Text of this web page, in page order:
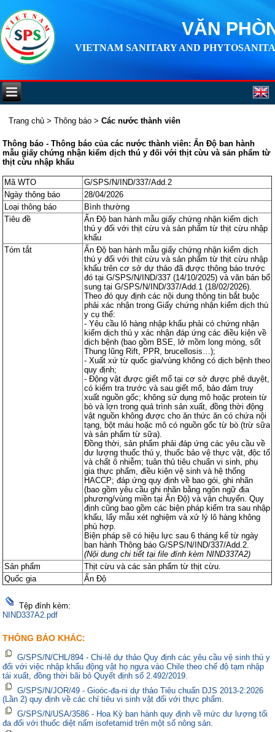
VĂN
VIETNAM SANITARY AND
Trang chủ >Thông báo >Các nước thành viên
Thông báo - Thông báo của các nước thành viên: Ấn Độ ban hành
mẫu giấy chứng nhận kiểm dịch thú y đối với thịt cừu và sản phẩm từ
thịt cừu nhập khẩu
Mã WTO
G/SPS/N/IND/337/Add.2
Ngày thông báo
28/04/2026
Loại thông báo
Bình thường
Tiêu đề
Ấn Độ ban hành mẫu giấy chứng nhận kiểm dịch
thú y đối với thịt cừu và sản phẩm từ thịt cừu nhập
khẩu
Tóm tắt
Ấn Độ ban hành mẫu giấy chứng nhận kiểm dịch
thú y đối với thịt cừu và sản phẩm từ thịt cừu nhập
khẩu trên cơ sở dự thảo đã được thông báo trước
đó tại G/SPS/N/IND/337 (14/10/2025) và văn bản bổ
sung tại G/SPS/N/IND/337/Add.1 (18/02/2026).
Theo đó quy định các nội dung thông tin bắt buộc
phải xác nhận trong Giấy chứng nhận kiểm dịch thú
y cụ thể:
- Yêu cầu lô hàng nhập khẩu phải có chứng nhận
kiểm dịch thú y xác nhận đáp ứng các điều kiện về
dịch bệnh (bao gồm BSE, lở mồm long móng, sốt
Thung lũng Rift, PPR, brucellosis…);
- Xuất xứ từ quốc gia/vùng không có dịch bệnh theo
quy định;
- Động vật được giết mổ tại cơ sở được phê duyệt,
có kiểm tra trước và sau giết mổ, bảo đảm truy
xuất nguồn gốc; không sử dụng mô hoặc protein từ
bò và lợn trong quá trình sản xuất, đồng thời động
vật nguồn không được cho ăn thức ăn có chứa nội
tạng, bột máu hoặc mô có nguồn gốc từ bò (trừ sữa
và sản phẩm từ sữa).
Đồng thời, sản phẩm phải đáp ứng các yêu cầu về
dư lượng thuốc thú y, thuốc bảo vệ thực vật, độc tố
và chất ô nhiễm; tuân thủ tiêu chuẩn vi sinh, phụ
gia thực phẩm, điều kiện vệ sinh và hệ thống
HACCP; đáp ứng quy định về bao gói, ghi nhãn
(bao gồm yêu cầu ghi nhãn bằng ngôn ngữ địa
phương/vùng miền tại Ấn Độ) và vận chuyển. Quy
định cũng bao gồm các biện pháp kiểm tra sau nhập
khẩu, lấy mẫu xét nghiệm và xử lý lô hàng không
phù hợp.
Biện pháp sẽ có hiệu lực sau 6 tháng kể từ ngày
ban hành Thông báo G/SPS/N/IND/337/Add.2.
(Nội dung chi tiết tại file đính kèm NIND337A2)
Sản phẩm
Thịt cừu và các sản phẩm từ thịt cừu.
Quốc gia
Ấn Độ
Tệp đính kèm:
NIND337A2.pdf
THÔNG BÁO KHÁC:
G/SPS/N/CHL/894 - Chi-lê dự thảo Quy định các yêu cầu vệ sinh thú y
đối với việc nhập khẩu động vật họ ngựa vào Chile theo chế độ tạm nhập
tái xuất, đồng thời bãi bỏ Quyết định số 2.492/2019.
G/SPS/N/JOR/49 - Gioóc-đa-ni dự thảo Tiêu chuẩn DJS 2013-2:2026
(Lần 2) quy định về các chỉ tiêu vi sinh vật đối với thực phẩm.
G/SPS/N/USA/3586 - Hoa Kỳ ban hành quy định về mức dư lượng tối
đa đối với thuốc diệt nấm isofetamid trên một số nông sản.